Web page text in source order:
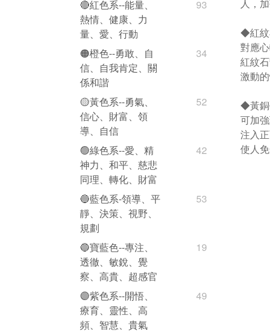
🔴紅色系--能量、
熱情、健康、力
量、愛、行動
93
🟠橙色--勇敢、自
信、自我肯定、關
係和諧
34
🟡黃色系--勇氣、
信心、財富、領
導、自信
52
🟢綠色系--愛、精
神力、和平、慈悲
同理、轉化、財富
42
🔵藍色系-領導、平
靜、決策、視野、
規劃
53
🔵寶藍色--專注、
透徹、敏銳、覺
察、高貴、超感官
19
🟣紫色系--開悟、
療育、靈性、高
頻、智慧、貴氣
49
人，
◆紅
對應
紅紋
激動
◆黃銅
可加
注入
使人